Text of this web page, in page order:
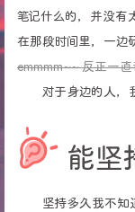
笔记什么的，并没有
在那段时间里，一边
emmmm~~ 反正一
对于身边的人，我
能坚
坚持多久我不知